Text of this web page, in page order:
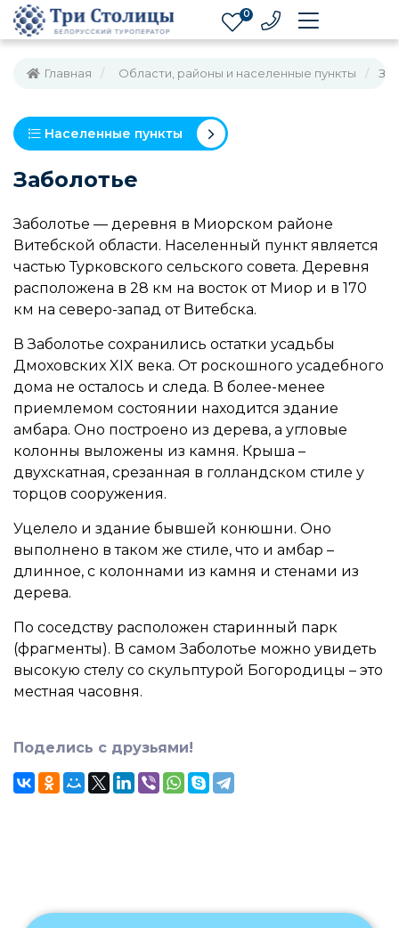
0
Главная Области, районы и населенные пункты
Населенные пункты
Заболотье
Заболотье — деревня в Миорском районе
Витебской области. Населенный пункт является
частью Турковского сельского совета. Деревня
расположена в 28 км на восток от Миор и в 170
км на северо-запад от Витебска.
В Заболотье сохранились остатки усадьбы
Дмоховских XIX века. От роскошного усадебного
дома не осталось и следа. В более-менее
приемлемом состоянии находится здание
амбара. Оно построено из дерева, а угловые
колонны выложены из камня. Крыша –
двухскатная, срезанная в голландском стиле у
торцов сооружения.
Уцелело и здание бывшей конюшни. Оно
выполнено в таком же стиле, что и амбар –
длинное, с колоннами из камня и стенами из
дерева.
По соседству расположен старинный парк
(фрагменты). В самом Заболотье можно увидеть
высокую стелу со скульптурой Богородицы – это
местная часовня.
Поделись с друзьями!